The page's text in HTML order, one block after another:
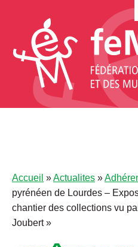
Accueil »Actualites »
pyrénéen de Lourdes –
chantier des collections vu
Joubert »